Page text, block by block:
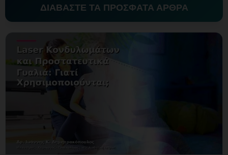
ΔΙΑΒΑΣΤΕ ΤΑ ΠΡΟΣΦΑΤΑ ΑΡΘΡΑ